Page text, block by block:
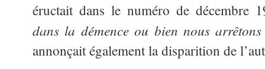
éructait dans le numéro de décembre
dans la démence ou bien nous
annonçait également la disparition de